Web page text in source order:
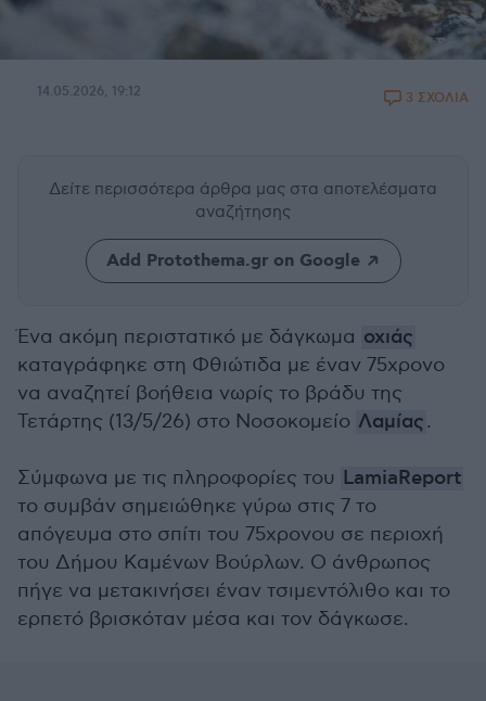
14.05.2026, 19:12 3 ΣΧΟΛΙΑ
Δείτε περισσότερα άρθρα μας στα αποτελέσματα
αναζήτησης
Add Protothema.gr on Google
Ένα ακόμη περιστατικό με δάγκωμα οχιάς
καταγράφηκε στη Φθιώτιδα με έναν 75χρονο
να αναζητεί βοήθεια νωρίς το βράδυ της
Τετάρτης (13/5/26) στο Νοσοκομείο Λαμίας.
Σύμφωνα με τις πληροφορίες του LamiaReport
το συμβάν σημειώθηκε γύρω στις 7 το
απόγευμα στο σπίτι του 75χρονου σε περιοχή
του Δήμου Καμένων Βούρλων. Ο άνθρωπος
πήγε να μετακινήσει έναν τσιμεντόλιθο και το
ερπετό βρισκόταν μέσα και τον δάγκωσε.